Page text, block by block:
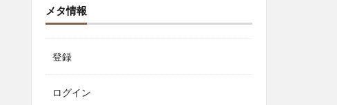
メタ情報
登録
ログイン